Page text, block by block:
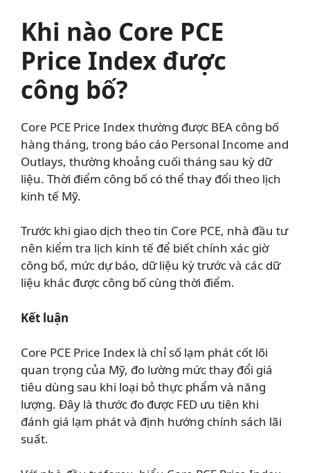
Khi nào Core PCE
Price Index được
công bố?
Core PCE Price Index thường được BEA công bố
hàng tháng, trong báo cáo Personal Income and
Outlays, thường khoảng cuối tháng sau kỳ dữ
liệu. Thời điểm công bố có thể thay đổi theo lịch
kinh tế Mỹ.
Trước khi giao dịch theo tin Core PCE, nhà đầu tư
nên kiểm tra lịch kinh tế để biết chính xác giờ
công bố, mức dự báo, dữ liệu kỳ trước và các dữ
liệu khác được công bố cùng thời điểm.
Kết luận
Core PCE Price Index là chỉ số lạm phát cốt lõi
quan trọng của Mỹ, đo lường mức thay đổi giá
tiêu dùng sau khi loại bỏ thực phẩm và năng
lượng. Đây là thước đo được FED ưu tiên khi
đánh giá lạm phát và định hướng chính sách lãi
suất.